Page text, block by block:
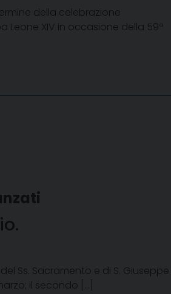
della celebrazione
Leone XIV in occasione della 59ª
Ss. Sacramento e di S. Giuseppe
il secondo […]